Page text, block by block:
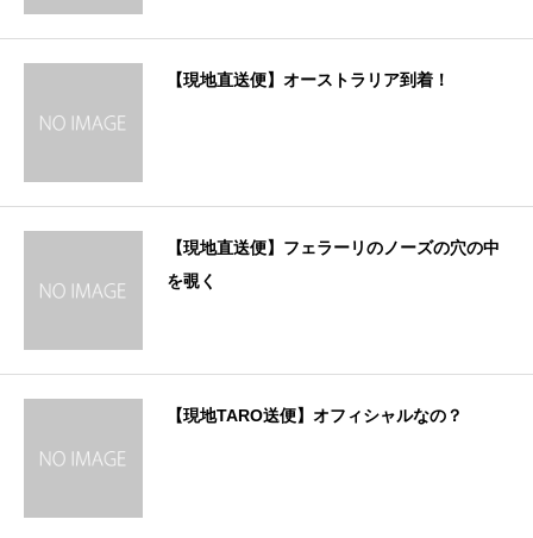
【現地直送便】オーストラリア到着！
【現地直送便】フェラーリのノーズの穴の中
を覗く
【現地TARO送便】オフィシャルなの？